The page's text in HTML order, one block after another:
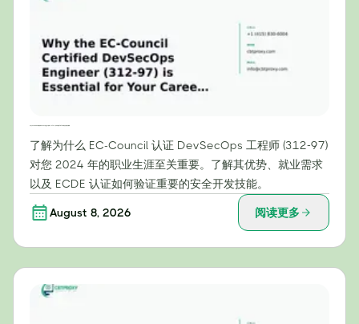
了解为什么 EC-Council 认证 DevSecOps 工程师 (312-97)
对您 2024 年的职业生涯至关重要。了解其优势、就业需求
以及 ECDE 认证如何验证重要的安全开发技能。
August 8, 2026 阅读更多